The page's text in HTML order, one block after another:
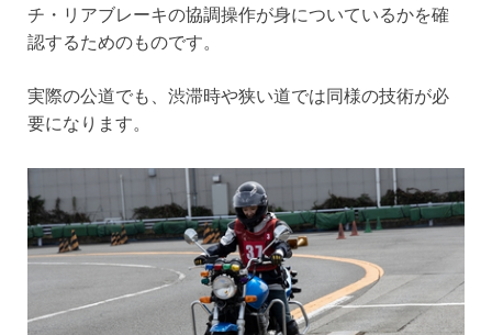
チ・リアブレーキの協調操作が身についているかを確
認するためのものです。
実際の公道でも、渋滞時や狭い道では同様の技術が必
要になります。